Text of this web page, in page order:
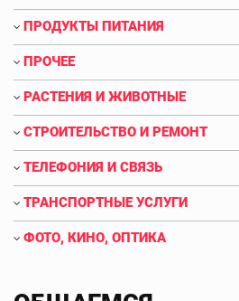
ПРОДУКТЫ ПИТАНИЯ
ПРОЧЕЕ
РАСТЕНИЯ И ЖИВОТНЫЕ
СТРОИТЕЛЬСТВО И РЕМОНТ
ТЕЛЕФОНИЯ И СВЯЗЬ
ТРАНСПОРТНЫЕ УСЛУГИ
ФОТО, КИНО, ОПТИКА